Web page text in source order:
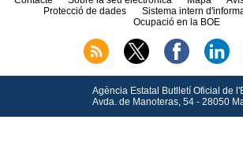
Protecció de dades
Sistema intern
Ocupació en la BOE
Agència Estatal Butlletí Oficial de
Avda.de Manoteras, 54 - 28050